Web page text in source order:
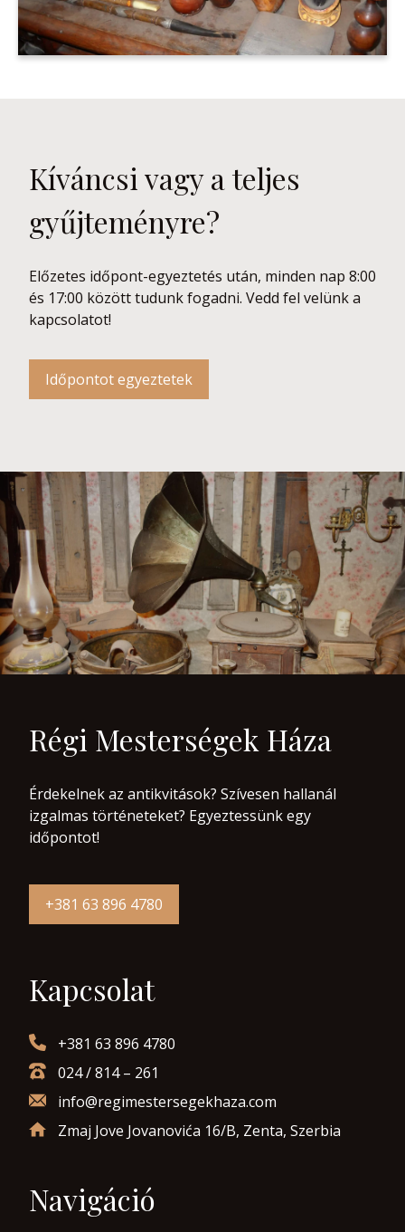
Kíváncsi vagy a teljes
gyűjteményre?
Előzetes időpont-egyeztetés után, minden nap 8:00
és 17:00 között tudunk fogadni. Vedd fel velünk a
kapcsolatot!
Időpontot egyeztetek
Régi Mesterségek Háza
Érdekelnek az antikvitások? Szívesen hallanál
izgalmas történeteket? Egyeztessünk egy
időpontot!
+381 63 896 4780
Kapcsolat
+381 63 896 4780
024 / 814 – 261
info@regimestersegekhaza.com
Zmaj Jove Jovanovića 16/B, Zenta, Szerbia
Navigáció